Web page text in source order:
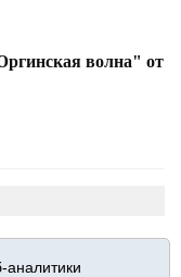
волна" от
аналитики